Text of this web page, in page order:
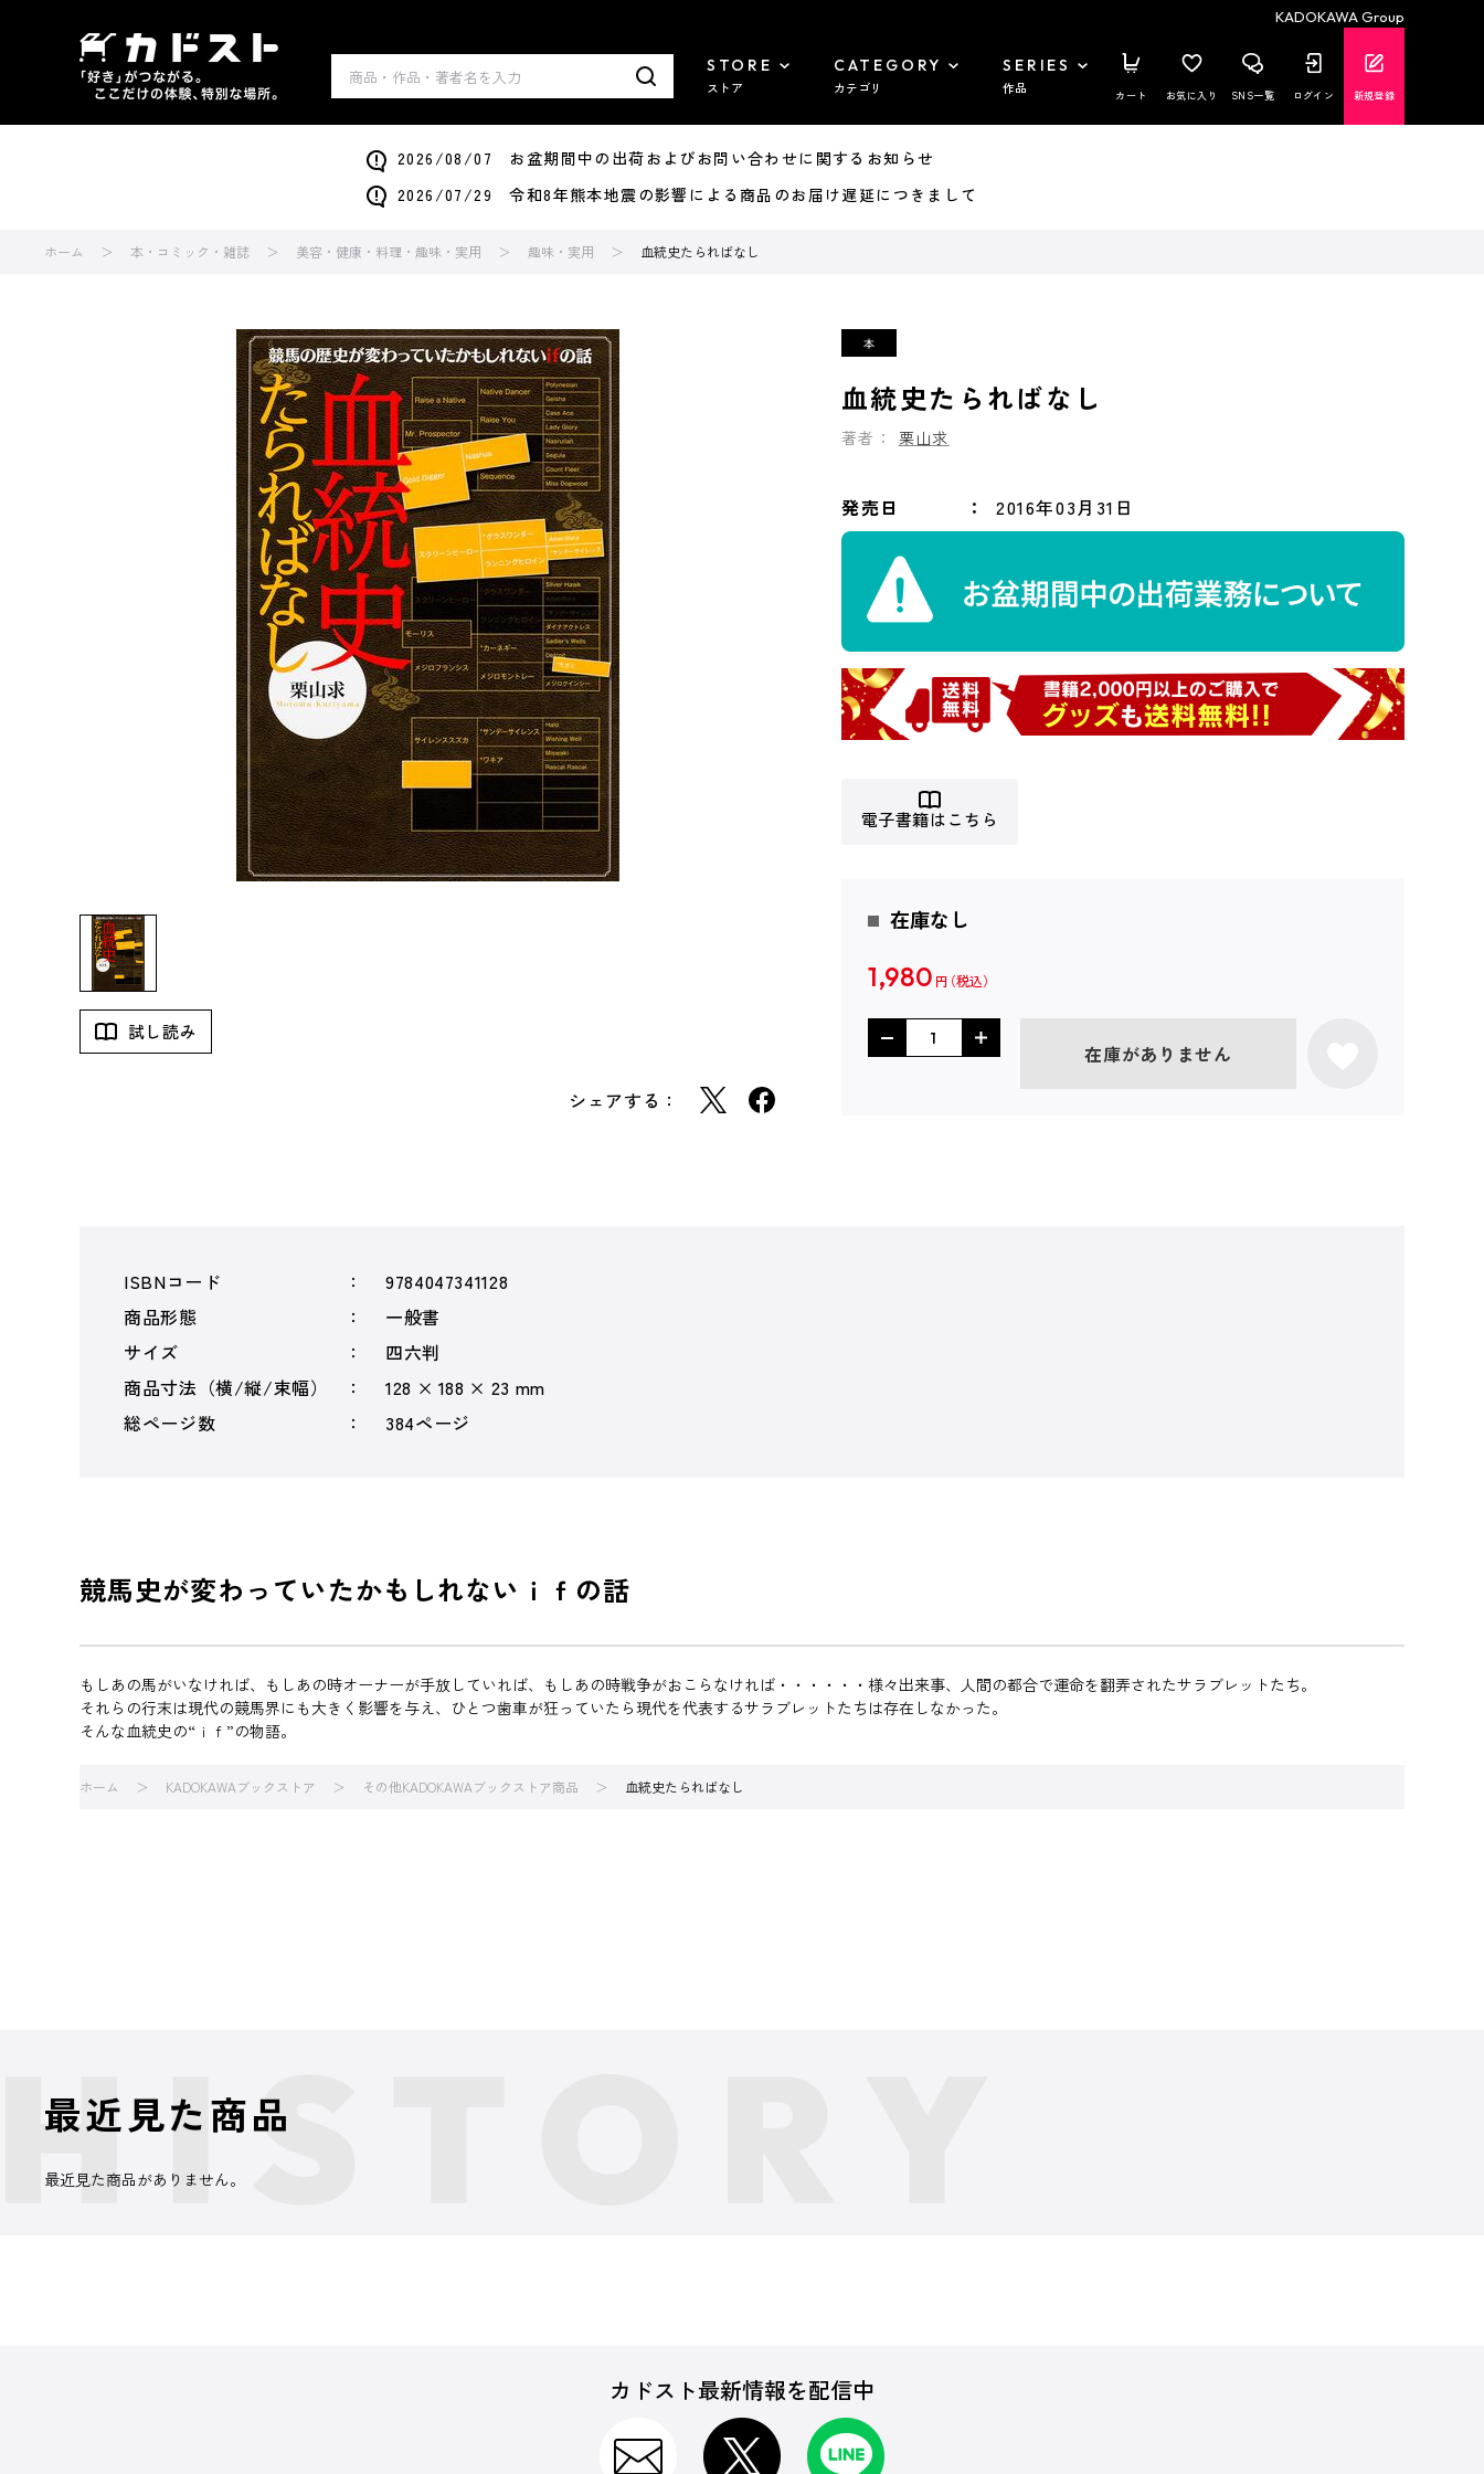
KADOKAWA Group
STORE
ストア
CATEGORY
カテゴリ
SERIES
作品 カート お気に入り SNS一覧 ログイン 新規登録
2026/08/07 お盆期間中の出荷およびお問い合わせに関するお知らせ
2026/07/29 令和8年熊本地震の影響による商品のお届け遅延につきまして
ホーム 本・コミック・雑誌 美容・健康・料理・趣味・実用 趣味・実用 血統史たらればなし
試し読み
シェアする：
血統史たらればなし
著者： 栗山求
発売日 2016年03月31日
電子書籍はこちら
在庫なし
1,980 円
在庫がありません
ISBNコード
9784047341128
商品形態
一般書
サイズ
四六判
商品寸法（横/縦/束幅）
128 × 188 × 23 mm
総ページ数
384ページ
競馬史が変わっていたかもしれないｉｆの話
もしあの馬がいなければ、もしあの時オーナーが手放していれば、もしあの時戦争がおこらなければ・・・・・・様々出来事、人間の都合で運命を翻弄されたサラブレットたち。
それらの行末は現代の競馬界にも大きく影響を与え、ひとつ歯車が狂っていたら現代を代表するサラブレットたちは存在しなかった。
そんな血統史の“ｉｆ”の物語。
ホーム KADOKAWAブックストア その他KADOKAWAブックストア商品 血統史たらればなし
最近見た商品
最近見た商品がありません。
カドスト最新情報を配信中